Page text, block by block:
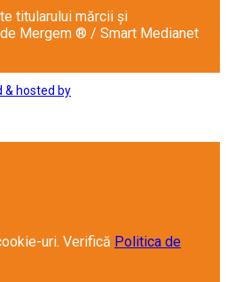
titularului mărcii și
Mergem ® / Smart Medianet
& hosted by
uri. Verifică Politica de